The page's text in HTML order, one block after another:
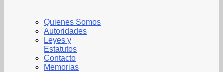
Quienes Somos
Autoridades
Leyes y
Estatutos
Contacto
Memorias